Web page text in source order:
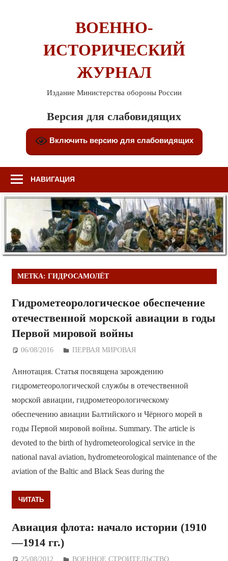
ВОЕННО-
ИСТОРИЧЕСКИЙ
ЖУРНАЛ
Издание Министерства обороны России
Версия для слабовидящих
Включить версию для слабовидящих
НАВИГАЦИЯ
МЕТКА: ГИДРОСАМОЛЁТ
Гидрометеорологическое обеспечение
отечественной морской авиации в годы
Первой мировой войны
06/08/2016 Дежурный по Редакции
ПЕРВАЯ МИРОВАЯ
Аннотация. Статья посвящена зарождению
гидрометеорологической службы в отечественной
морской авиации, гидрометеорологическому
обеспечению авиации Балтийского и Чёрного морей в
годы Первой мировой войны. Summary. The article is
devoted to the birth of hydrometeorological service in the
national naval aviation, hydrometeorological maintenance of the
aviation of the Baltic and Black Seas during the
ЧИТАТЬ
Авиация флота: начало истории (1910
—1914 гг.)
25/08/2012 Дежурный по Редакции
ВОЕННОЕ СТРОИТЕЛЬСТВО